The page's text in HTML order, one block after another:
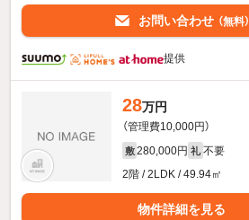
お問い合わせ （無料）
提供
28万円
（管理費10,000円）
敷 280,000円 礼 不要
2階 / 2LDK / 49.94㎡
物件詳細を見る